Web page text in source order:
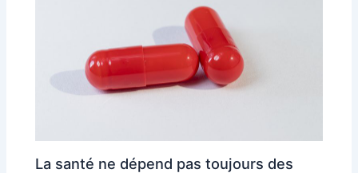
La santé ne dépend pas toujours des